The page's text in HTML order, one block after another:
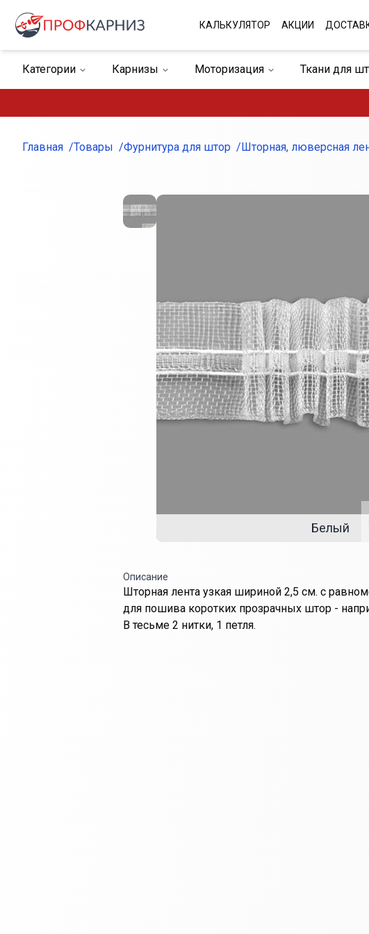
КАЛЬКУЛЯТОР АКЦИИ
Категории Карнизы Моторизация Ткани для
Главная Товары Фурнитура для штор Шторная, люверсная
Внешний вид
Белый
Описание
Шторная лента узкая шириной 2,5 см. с
для пошива коротких прозрачных штор -
В тесьме 2 нитки, 1 петля.